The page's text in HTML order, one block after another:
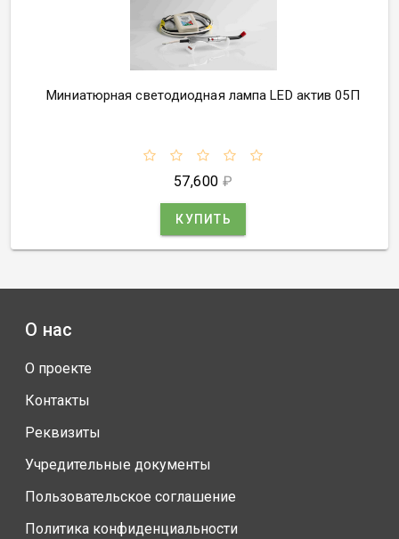
Миниатюрная светодиодная лампа LED актив 05П
57,600 ₽
КУПИТЬ
О нас
О проекте
Контакты
Реквизиты
Учредительные документы
Пользовательское соглашение
Политика конфиденциальности